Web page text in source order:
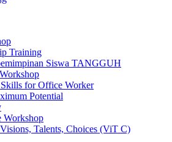
Training
Siswa TANGGUH
for Office Worker
Potential
Workshop
Talents, Choices (ViT C)